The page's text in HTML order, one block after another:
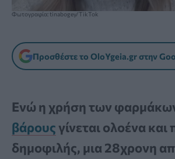
Φωτογραφία: tinabogey/TikTok
Προσθέστε το OloYgeia.gr στην
Ενώ η χρήση των
βάρουςγίνεται ολοένα και
δημοφιλής, μια 28χρονη